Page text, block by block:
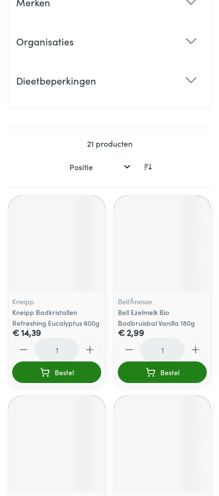
Organisaties
Dieetbeperkingen
21 producten
Sorteer op:
Kneipp
Kneipp Badkristallen
Refreshing Eucalyptus 600g
€ 14,39
Bestel
Bell’Ânesse
Bell Ezelmelk Bio
Badbruisbal Vanilla 180g
€ 2,99
Bestel